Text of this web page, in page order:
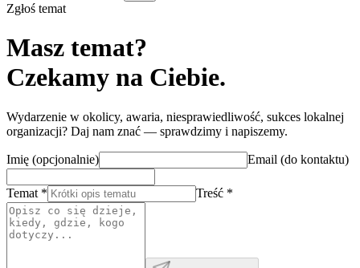
Zgłoś temat
Masz temat?
Czekamy na Ciebie.
Wydarzenie w okolicy, awaria, niesprawiedliwość, sukces lokalnej
organizacji? Daj nam znać — sprawdzimy i napiszemy.
Imię (opcjonalnie) Email (do kontaktu)
Temat * Treść *